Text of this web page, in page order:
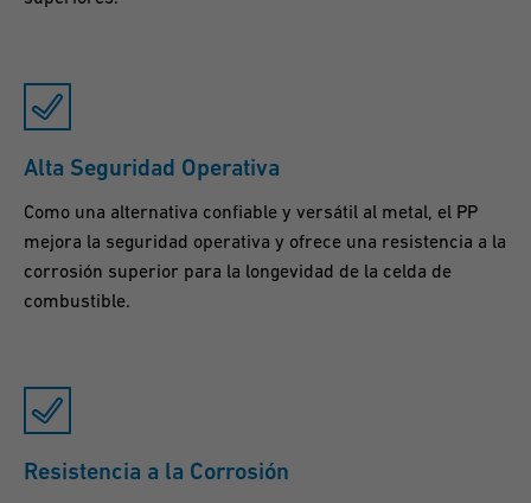
Alta Seguridad Operativa
Como una alternativa confiable y versátil al metal, el PP
mejora la seguridad operativa y ofrece una resistencia a la
corrosión superior para la longevidad de la celda de
combustible.
Resistencia a la Corrosión